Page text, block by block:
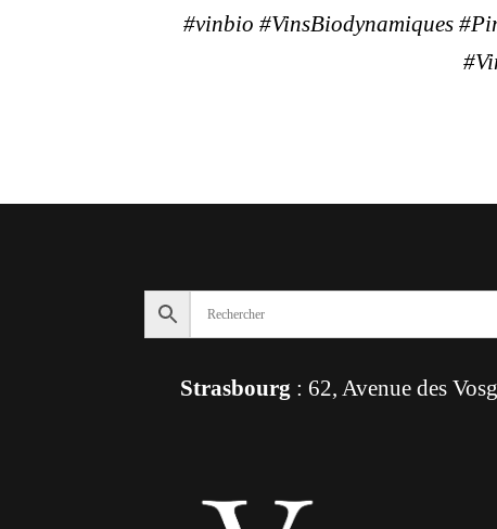
#vinbio #VinsBiodynamiques
Strasbourg : 62, Avenue des